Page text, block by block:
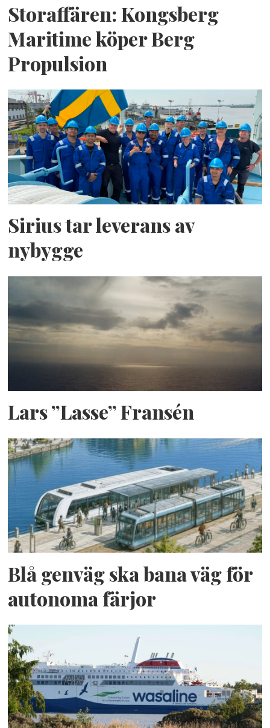
Storaffären: Kongsberg
Maritime köper Berg
Propulsion
Sirius tar leverans av
nybygge
Lars ”Lasse” Fransén
Blå genväg ska bana väg för
autonoma färjor